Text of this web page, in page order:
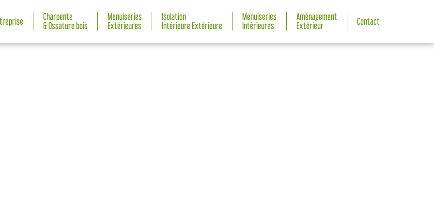
Charpente
& Ossature bois
Menuiseries
Extérieures
Isolation
Intérieure Extérieure
Menuiseries
Intérieures
Aménagement
Extérieur
Contact